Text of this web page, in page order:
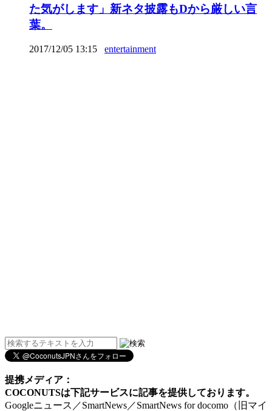
た気がします」新ネタ披露もDから厳しい言
葉。
2017/12/05 13:15 entertainment
提携メディア：
COCONUTSは下記サービスに記事を提供しております。
Googleニュース／SmartNews／SmartNews for docomo（旧マイ